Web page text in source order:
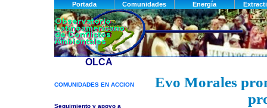
Evo Morales